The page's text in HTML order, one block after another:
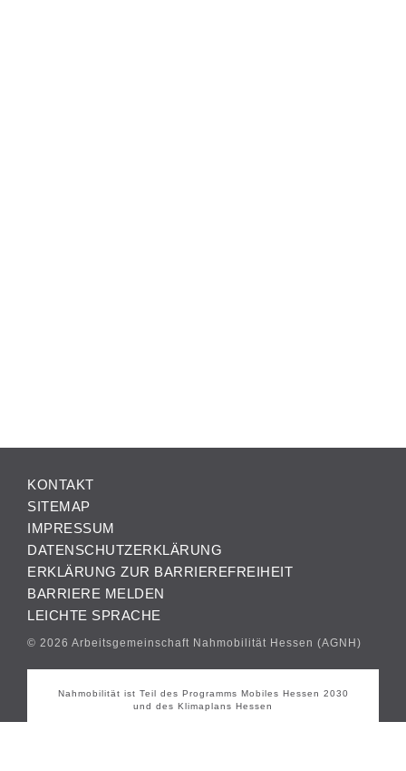
KONTAKT
SITEMAP
IMPRESSUM
DATENSCHUTZERKLÄRUNG
ERKLÄRUNG ZUR BARRIEREFREIHEIT
BARRIERE MELDEN
LEICHTE SPRACHE
© 2026 Arbeitsgemeinschaft Nahmobilität Hessen (AGNH)
Nahmobilität ist Teil des Programms Mobiles Hessen 2030
und des Klimaplans Hessen